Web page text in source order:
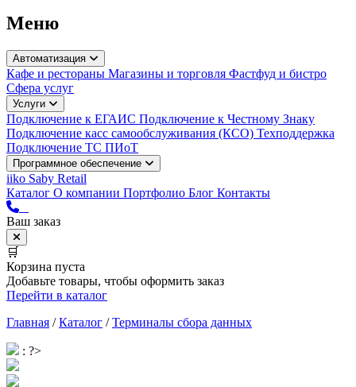
Меню
Автоматизация
Кафе и рестораны Магазины и торговля Фастфуд и бистро
Сфера услуг
Услуги
Подключение к ЕГАИС Подключение к Честному Знаку
Подключение касс самообслуживания (КСО) Техподдержка
Подключение ТС ПИоТ
Программное обеспечение
iiko Saby Retail
Каталог О компании Портфолио Блог Контакты
Ваш заказ
🛒
Корзина пуста
Добавьте товары, чтобы оформить заказ
Перейти в каталог
Главная /Каталог /Терминалы сбора данных
: ?>